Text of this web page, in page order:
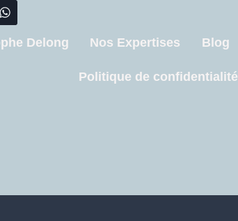
Delong Nos Expertises Blog
Politique de confidentialité